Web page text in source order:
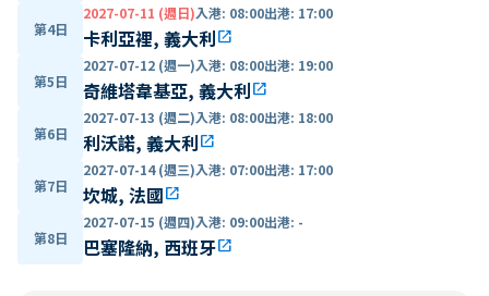
第4日
2027-07-11 (週日)入港: 08:00出港: 17:00
卡利亞裡, 義大利open_in_new
第5日
2027-07-12 (週一)入港: 08:00出港: 19:00
奇維塔韋基亞, 義大利open_in_new
第6日
2027-07-13 (週二)入港: 08:00出港: 18:00
利沃諾, 義大利open_in_new
第7日
2027-07-14 (週三)入港: 07:00出港: 17:00
坎城, 法國open_in_new
第8日
2027-07-15 (週四)入港: 09:00出港: -
巴塞隆納, 西班牙open_in_new